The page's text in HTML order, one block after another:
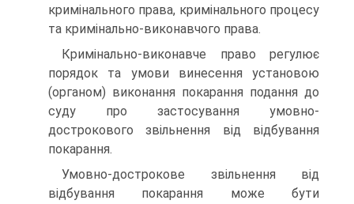
кримінального права, кри­мінального процесу
та кримінально-виконавчого права.
Кримінально-виконавче право регулює
порядок та умови вине­сення установою
(органом) виконання покарання подання до
суду про застосування умовно-
дострокового звільнення від відбування
пока­рання.
Умовно-дострокове звільнення від
відбування покарання може бути